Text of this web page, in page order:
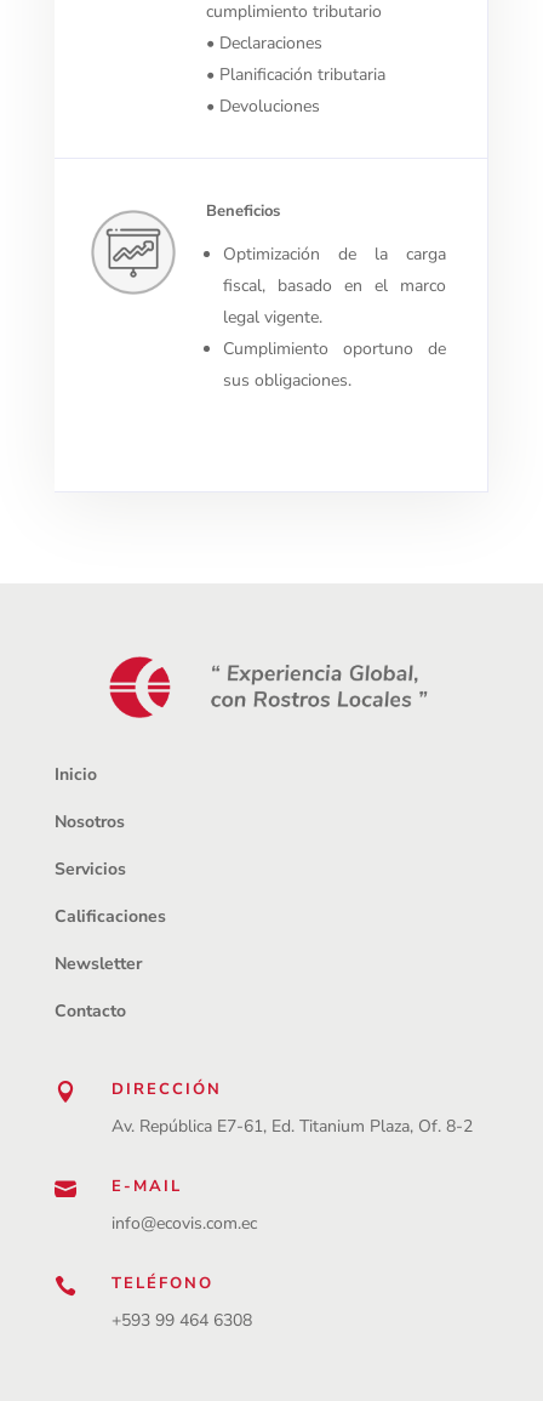
cumplimiento tributario
• Declaraciones
• Planificación tributaria
• Devoluciones
Beneficios
Optimización de la carga
fiscal, basado en el marco
legal vigente.
Cumplimiento oportuno de
sus obligaciones.
Inicio
Nosotros
Servicios
Calificaciones
Newsletter
Contacto
 DIRECCIÓN
Av. República E7-61, Ed. Titanium Plaza, Of. 8-2
 E-MAIL
info@ecovis.com.ec
 TELÉFONO
+593 99 464 6308